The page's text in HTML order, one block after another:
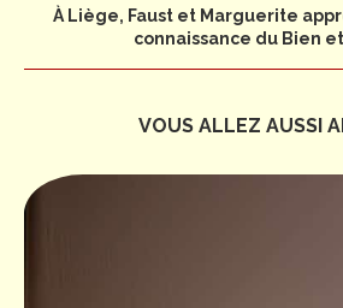
À Liège, Faust et Marguerite
connaissance du Bien
VOUS ALLEZ AUSSI